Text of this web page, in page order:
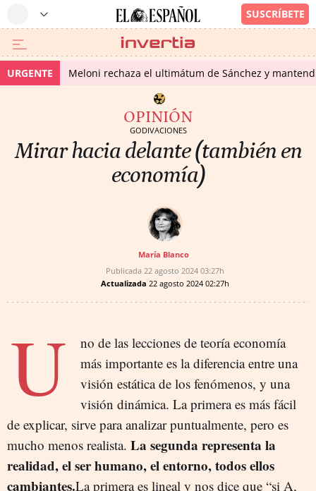
URGENTE Meloni rechaza el ultimátum de Sánchez y
OPINIÓN
GODIVACIONES
Mirar hacia delante (también en
economía)
María Blanco
Publicada 22 agosto 2024 03:27h
Actualizada 22 agosto 2024 02:27h
U
no de las lecciones de teoría economía
más importante es la diferencia entre una
visión estática de los fenómenos, y una
visión dinámica. La primera es más fácil
de explicar, sirve para analizar puntualmente, pero es
mucho menos realista. La segunda representa la
realidad, el ser humano, el entorno, todos ellos
cambiantes.La primera es lineal y nos dice que “si A,